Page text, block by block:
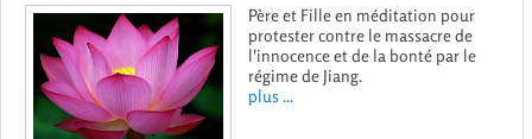
Père et Fille en méditation pour
protester contre le massacre de
l'innocence et de la bonté par le
régime de Jiang.
plus ...